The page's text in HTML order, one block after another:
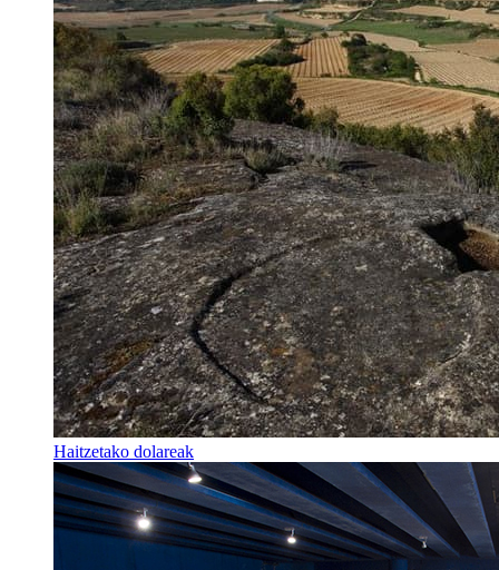
Haitzetako dolareak